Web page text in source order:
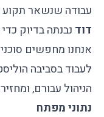
עבודה שנשאר
דוד נבנתה בדיוק
אנחנו מחפשים
לעבוד בסביבה
הניהול עבורם,
נתוני מפתח